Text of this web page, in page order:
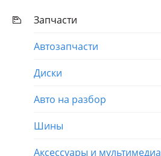
Запчасти
Автозапчасти
Диски
Авто на разбор
Шины
Аксессуары и мультимедиа